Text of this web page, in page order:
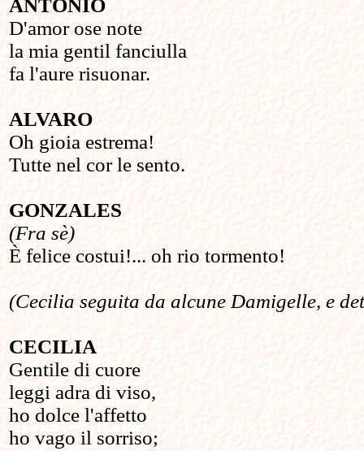
ANTONIO
D'amor ose note
la mia gentil fanciulla
fa l'aure risuonar.
ALVARO
Oh gioia estrema!
Tutte nel cor le sento.
GONZALES
(Fra sè)
È felice costui!... oh rio tormento!
(Cecilia seguita da alcune Damigelle, e
CECILIA
Gentile di cuore
leggi adra di viso,
ho dolce l'affetto
ho vago il sorriso;